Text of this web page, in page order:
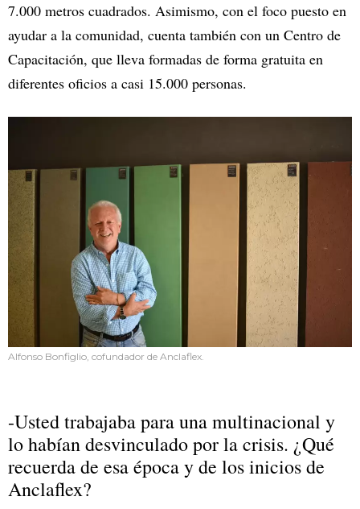
7.000 metros cuadrados. Asimismo, con el foco puesto en
ayudar a la comunidad, cuenta también con un Centro de
Capacitación, que lleva formadas de forma gratuita en
diferentes oficios a casi 15.000 personas.
Alfonso Bonfiglio, cofundador de Anclaflex.
-Usted trabajaba para una multinacional y
lo habían desvinculado por la crisis. ¿Qué
recuerda de esa época y de los inicios de
Anclaflex?